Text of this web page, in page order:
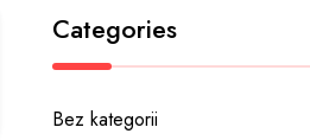
Categories
Bez kategorii